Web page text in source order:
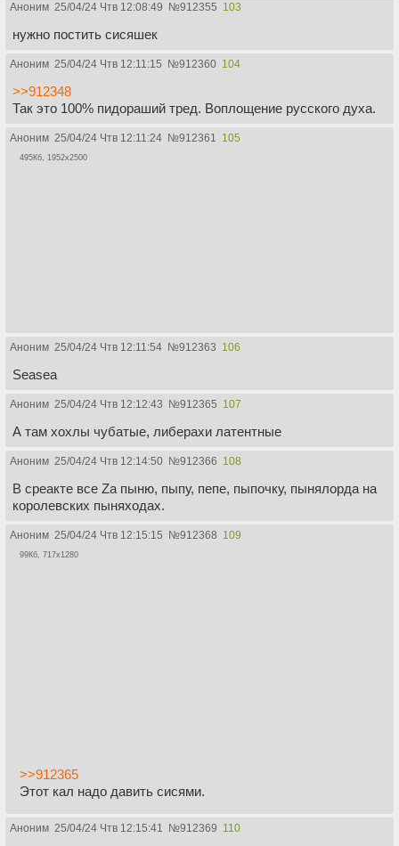
Аноним 25/04/24 Чтв 12:08:49 №912355 103
нужно постить сисяшек
Аноним 25/04/24 Чтв 12:11:15 №912360 104
>>912348
Так это 100% пидораший тред. Воплощение русского духа.
Аноним 25/04/24 Чтв 12:11:24 №912361 105
495Кб, 1952x2500
Аноним 25/04/24 Чтв 12:11:54 №912363 106
Seasea
Аноним 25/04/24 Чтв 12:12:43 №912365 107
А там хохлы чубатые, либерахи латентные
Аноним 25/04/24 Чтв 12:14:50 №912366 108
В среакте все Za пыню, пыпу, пепе, пыпочку, пынялорда на
королевских пыняходах.
Аноним 25/04/24 Чтв 12:15:15 №912368 109
99Кб, 717x1280
>>912365
Этот кал надо давить сисями.
Аноним 25/04/24 Чтв 12:15:41 №912369 110